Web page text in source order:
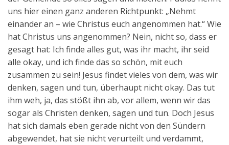
uns hier einen ganz anderen Richtpunkt: „Nehmt
einander an – wie Christus euch angenommen hat.“ Wie
hat Christus uns angenommen? Nein, nicht so, dass er
gesagt hat: Ich finde alles gut, was ihr macht, ihr seid
alle okay, und ich finde das so schön, mit euch
zusammen zu sein! Jesus findet vieles von dem, was wir
denken, sagen und tun, überhaupt nicht okay. Das tut
ihm weh, ja, das stößt ihn ab, vor allem, wenn wir das
sogar als Christen denken, sagen und tun. Doch Jesus
hat sich damals eben gerade nicht von den Sündern
abgewendet, hat sie nicht verurteilt und verdammt,